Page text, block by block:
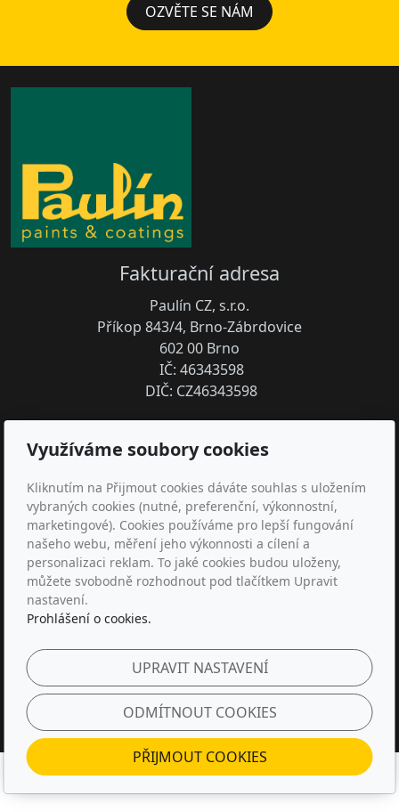
OZVĚTE SE NÁM
Fakturační adresa
Paulín CZ, s.r.o.
Příkop 843/4, Brno-Zábrdovice
602 00 Brno
IČ: 46343598
DIČ: CZ46343598
Brno (Svatopetrská 35/7)
Kontakt
paulin@paulin.cz
+420 777 241 998
Sledujte nás
© 2025Paulín CZ, s.r.o.|Mapa webu
Využíváme soubory cookies
Kliknutím na Přijmout cookies dáváte souhlas s uložením
vybraných cookies (nutné, preferenční, výkonnostní,
marketingové). Cookies používáme pro lepší fungování
našeho webu, měření jeho výkonnosti a cílení a
personalizaci reklam. To jaké cookies budou uloženy,
můžete svobodně rozhodnout pod tlačítkem Upravit
nastavení.
Prohlášení o cookies.
UPRAVIT NASTAVENÍ
ODMÍTNOUT COOKIES
PŘIJMOUT COOKIES